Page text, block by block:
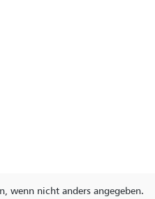
wenn nicht anders angegeben.